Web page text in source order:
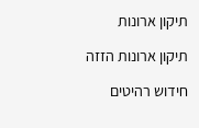
תיקון ארונות
תיקון ארונות הזזה
חידוש רהיטים